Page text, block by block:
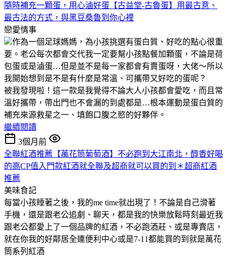
隨時補充一顆蛋，用心滷好蛋【古益堂-古魯蛋】用最古意、
最古法的方式，與黑豆桑魯到你心裡
戀愛情事
作為一個足球媽媽，為小孩挑選有蛋白質、好吃的點心很重
要。老公每次都會交代我一定要幫小孩點餐加顆蛋，不論是荷
包蛋或是滷蛋…但是並不是每一家都會有賣蛋呀，大佬～所以
我開始想到是不是有什麼是常溫、可攜帶又好吃的蛋呢？
被我發現啦！這一款是我覺得不論大人小孩都會愛吃，而且常
溫好攜帶，帶出門也不會漏的到處都是…根本運動是蛋白質的
補充來源救星之一、填飽口腹之慾的好夥伴。
繼續閱讀
3個月前
全聯紅酒推薦【萬花筒葡萄酒】不必跑到大江南北，醇香好喝
的高CP值入門款紅酒就全聯及超商就可以買的到＊超商紅酒
推薦
美味食記
每當小孩睡著之後，我的me time就出現了！不論是自己滑著
手機，還是跟老公追劇、聊天，都是我的快樂放鬆時刻最近我
跟老公都愛上了一個品牌的紅酒，不必跑酒莊、或是專賣店，
就在你我的好鄰居全連便利中心或是7-11都能買的到就是萬花
筒系列紅酒